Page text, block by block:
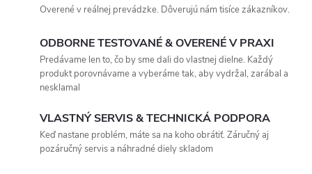
Overené v reálnej prevádzke. Dôverujú nám tisíce zákazníkov.
ODBORNE TESTOVANÉ & OVERENÉ V PRAXI
Predávame len to, čo by sme dali do vlastnej dielne. Každý
produkt porovnávame a vyberáme tak, aby vydržal, zarábal a
nesklamal
VLASTNÝ SERVIS & TECHNICKÁ PODPORA
Keď nastane problém, máte sa na koho obrátiť. Záručný aj
pozáručný servis a náhradné diely skladom